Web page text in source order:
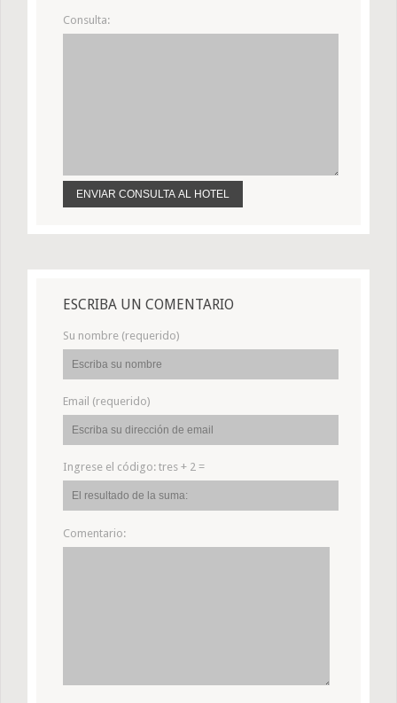
Consulta:
ESCRIBA UN COMENTARIO
Su nombre (requerido)
Email (requerido)
Ingrese el código: tres + 2 =
Comentario: